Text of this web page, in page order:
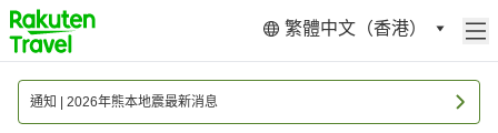
繁體中文（香港）
通知 | 2026年熊本地震最新消息